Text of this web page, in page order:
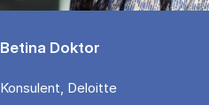
Betina Doktor
Konsulent, Deloitte